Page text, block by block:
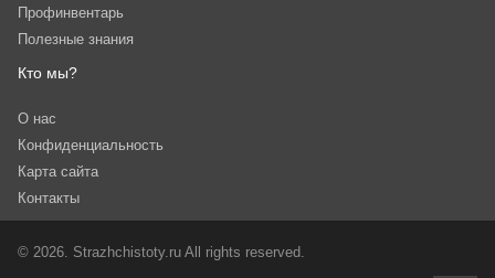
Профинвентарь
Полезные знания
Кто мы?
О нас
Конфиденциальность
Карта сайта
Контакты
© 2026. Strazhchistoty.ru All rights reserved.